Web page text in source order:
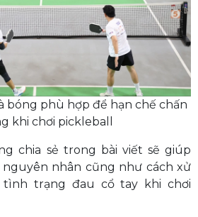
bóng phù hợp để hạn chế chấn
khi chơi pickleball
chia sẻ trong bài viết sẽ giúp
nhân cũng như cách xử
tình trạng đau cổ tay khi chơi